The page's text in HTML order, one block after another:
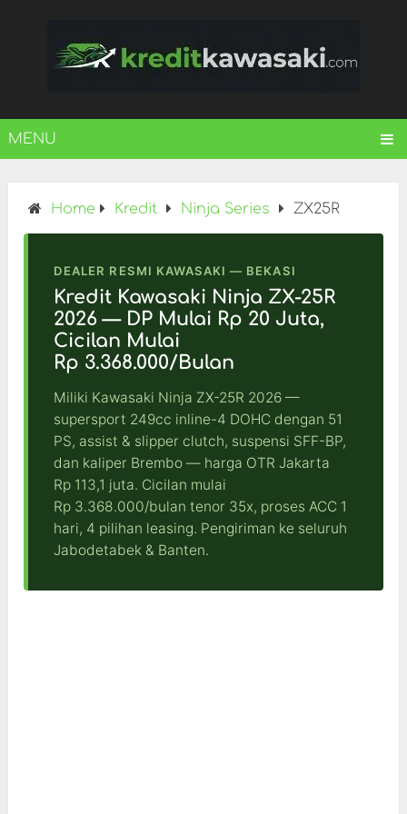
MENU
Home Kredit Ninja Series ZX25R
DEALER RESMI KAWASAKI — BEKASI
Kredit Kawasaki Ninja ZX-25R
2026 — DP Mulai Rp 20 Juta,
Cicilan Mulai
Rp 3.368.000/Bulan
Miliki Kawasaki Ninja ZX-25R 2026 —
supersport 249cc inline-4 DOHC dengan 51
PS, assist & slipper clutch, suspensi SFF-BP,
dan kaliper Brembo — harga OTR Jakarta
Rp 113,1 juta. Cicilan mulai
Rp 3.368.000/bulan tenor 35x, proses ACC 1
hari, 4 pilihan leasing. Pengiriman ke seluruh
Jabodetabek & Banten.